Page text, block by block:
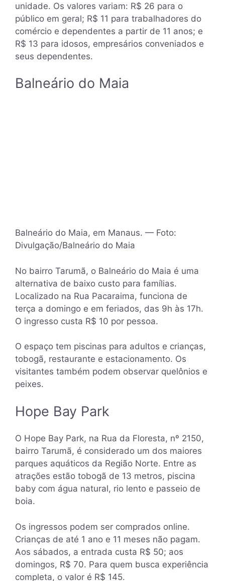
unidade. Os valores variam: R$ 26 para o
público em geral; R$ 11 para trabalhadores do
comércio e dependentes a partir de 11 anos; e
R$ 13 para idosos, empresários conveniados e
seus dependentes.
Balneário do Maia
Balneário do Maia, em Manaus. — Foto:
Divulgação/Balneário do Maia
No bairro Tarumã, o Balneário do Maia é uma
alternativa de baixo custo para famílias.
Localizado na Rua Pacaraima, funciona de
terça a domingo e em feriados, das 9h às 17h.
O ingresso custa R$ 10 por pessoa.
O espaço tem piscinas para adultos e crianças,
tobogã, restaurante e estacionamento. Os
visitantes também podem observar quelônios e
peixes.
Hope Bay Park
O Hope Bay Park, na Rua da Floresta, nº 2150,
bairro Tarumã, é considerado um dos maiores
parques aquáticos da Região Norte. Entre as
atrações estão tobogã de 13 metros, piscina
baby com água natural, rio lento e passeio de
boia.
Os ingressos podem ser comprados online.
Crianças de até 1 ano e 11 meses não pagam.
Aos sábados, a entrada custa R$ 50; aos
domingos, R$ 70. Para quem busca experiência
completa, o valor é R$ 145.